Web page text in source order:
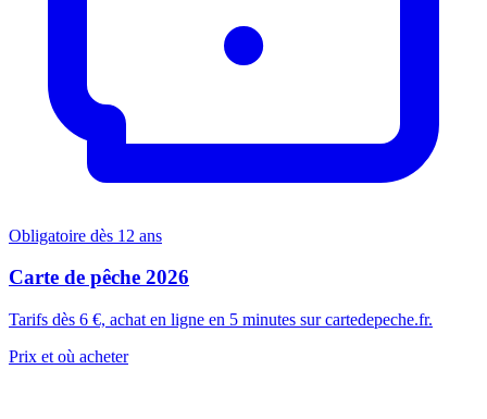
Obligatoire dès 12 ans
Carte de pêche 2026
Tarifs dès 6 €, achat en ligne en 5 minutes sur cartedepeche.fr.
Prix et où acheter